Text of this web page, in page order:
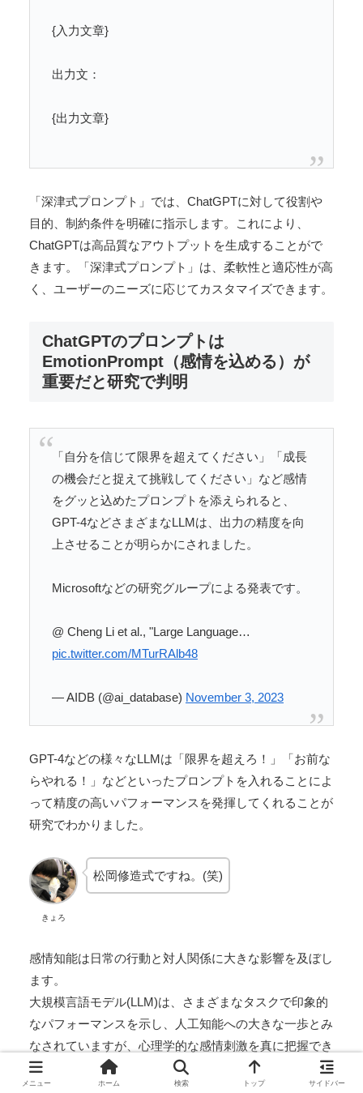
{入力文章}
出力文：
{出力文章}
「深津式プロンプト」では、ChatGPTに対して役割や
目的、制約条件を明確に指示します。これにより、
ChatGPTは高品質なアウトプットを生成することがで
きます。「深津式プロンプト」は、柔軟性と適応性が高
く、ユーザーのニーズに応じてカスタマイズできます。
ChatGPTのプロンプトは
EmotionPrompt（感情を込める）が
重要だと研究で判明
「自分を信じて限界を超えてください」「成長
の機会だと捉えて挑戦してください」など感情
をグッと込めたプロンプトを添えられると、
GPT-4などさまざまなLLMは、出力の精度を向
上させることが明らかにされました。
Microsoftなどの研究グループによる発表です。
@ Cheng Li et al., "Large Language…
pic.twitter.com/MTurRAlb48
— AIDB (@ai_database) November 3, 2023
GPT-4などの様々なLLMは「限界を超えろ！」「お前な
らやれる！」などといったプロンプトを入れることによ
って精度の高いパフォーマンスを発揮してくれることが
研究でわかりました。
きょろ
松岡修造式ですね。(笑)
感情知能は日常の行動と対人関係に大きな影響を及ぼし
ます。
大規模言語モデル(LLM)は、さまざまなタスクで印象的
なパフォーマンスを示し、人工知能への大きな一歩とみ
なされていますが、心理学的な感情刺激を真に把握でき
るかどうかは不明確です。
メニュー ホーム 検索 トップ サイドバー